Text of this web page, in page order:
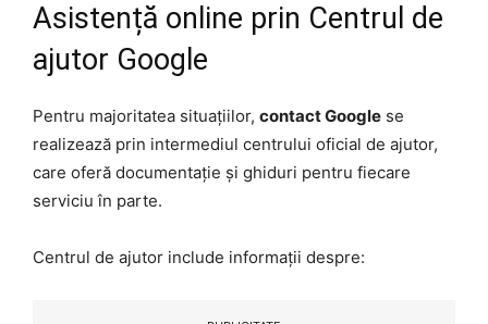
Asistență online prin Centrul de
ajutor Google
Pentru majoritatea situațiilor, contact Google se
realizează prin intermediul centrului oficial de ajutor,
care oferă documentație și ghiduri pentru fiecare
serviciu în parte.
Centrul de ajutor include informații despre: